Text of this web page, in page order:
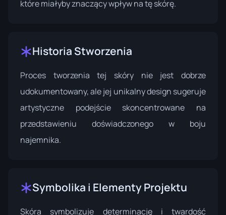
które miałyby znaczący wpływ na tę skórę.
Historia Stworzenia
Proces tworzenia tej skóry nie jest dobrze
udokumentowany, ale jej unikalny design sugeruje
artystyczne podejście skoncentrowane na
przedstawieniu doświadczonego w boju
najemnika.
Symbolika i Elementy Projektu
Skóra symbolizuje determinację i twardość